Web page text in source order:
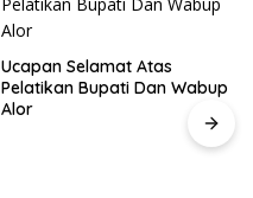
Ucapan Selamat Atas
Pelatikan Bupati Dan Wabup
Alor